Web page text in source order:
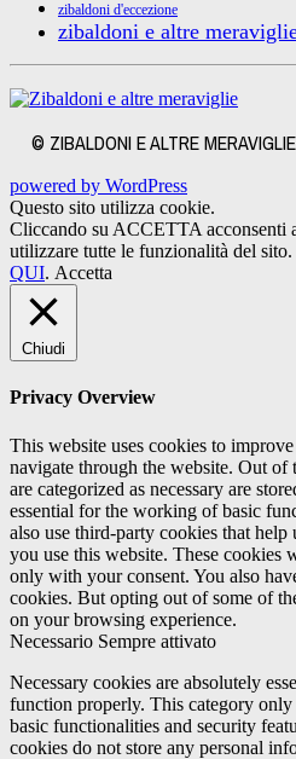
zibaldoni d'eccezione
zibaldoni e altre
© ZIBALDONI E ALTRE
powered by WordPress
Questo sito utilizza cookie.
Cliccando su ACCETTA acconsenti
utilizzare tutte le funzionalità del
QUI. Accetta
Chiudi
Privacy Overview
This website uses cookies to
navigate through the website. Out of
are categorized as necessary are
essential for the working of basic
also use third-party cookies that help
you use this website. These cookies
only with your consent. You also
cookies. But opting out of some of
on your browsing experience.
Necessario Sempre attivato
Necessary cookies are absolutely
function properly. This category only
basic functionalities and security
cookies do not store any personal